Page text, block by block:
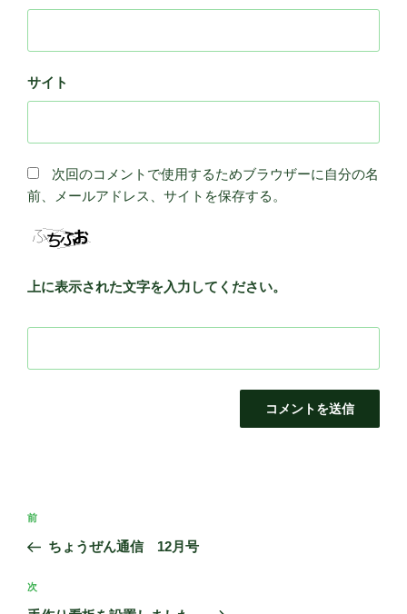
サイト
次回のコメントで使用するためブラウザーに自分の名
前、メールアドレス、サイトを保存する。
上に表示された文字を入力してください。
投
ナ
ビ
ゲ
前
の
稿
前
ちょうぜん通信 12月号
次
の
次